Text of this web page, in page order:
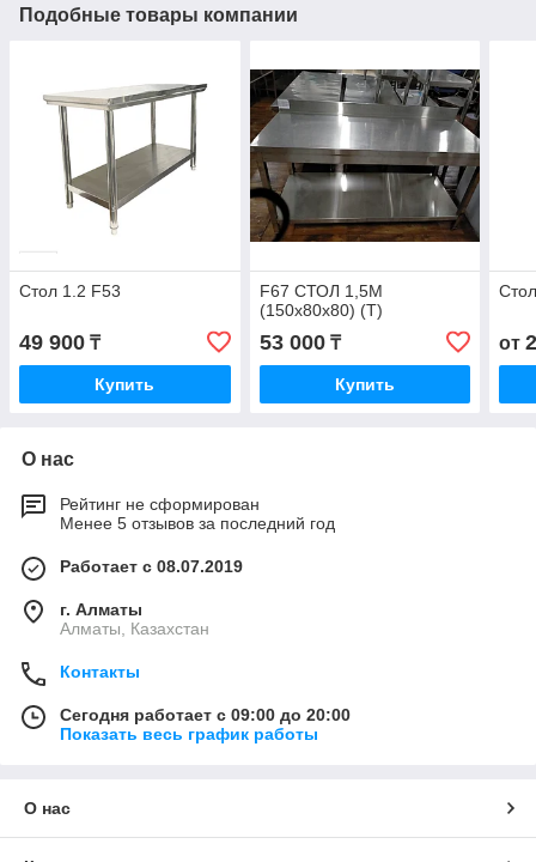
Подобные товары компании
Стол 1.2 F53
49 900 ₸
Купить
F67 СТОЛ 1,5М
(150х80х80) (T)
53 000₸
Купить
от
О нас
Рейтинг не сформирован
Менее 5 отзывов за последний год
Работает с 08.07.2019
г. Алматы
Алматы, Казахстан
Контакты
Сегодня работает с 09:00 до 20:00
Показать весь график работы
О нас